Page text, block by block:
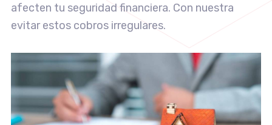
afecten tu seguridad financiera. Con nuestra
evitar estos cobros irregulares.